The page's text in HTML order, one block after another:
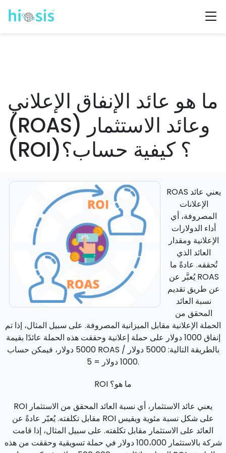
ما هو عائد الإنفاق الإعلاني
(ROAS) وعائد الاستثمار
(ROI)؟ كيفية حساب؟
ROAS يعني عائد
الإعلانات
المصروفة، أي
أداء الدولارات
الإعلانية ومقدار
العائد الذي
تُحققه. عادةً ما
يُعبَّر عن ROAS
عن طريق تقديم
نسبة العائد
المحقق من
الحملة الإعلانية مقابل الميزانية المصروفة. على سبيل المثال، إذا تم
إنفاق 1000 دولار على حملة إعلانية وحققت هذه الحملة عائدًا بقيمة
5000 دولار، فيمكن حساب ROAS بالطريقة التالية: 5000 دولار /
1000 دولار = 5.
ROI ما هو؟
ROI يعني عائد الاستثمار، أي نسبة العائد المحقق من الاستثمار
مقابل تكلفته. يُعبّر عادةً عن ROI على شكل نسبة مئوية ويقيس
العائد على الاستثمار مقابل تكلفته. على سبيل المثال، إذا قامت
شركة بالاستثمار 100،000 دولار في حملة تسويقية وحققت من هذه